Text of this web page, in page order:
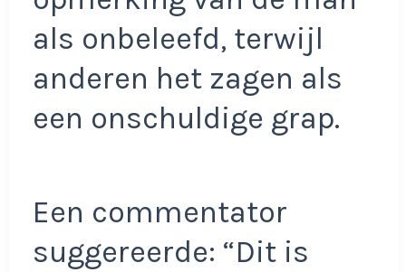
als onbeleefd, terwijl
anderen het zagen als
een onschuldige grap.
Een commentator
suggereerde: “Dit is